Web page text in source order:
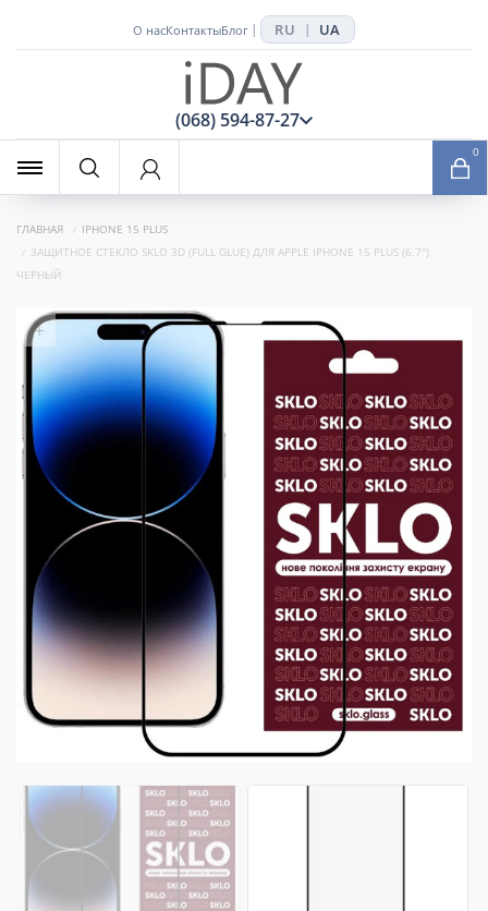
О насКонтактыБлог | RU | UA
(068) 594-87-27
0
ГЛАВНАЯ
IPHONE 15 PLUS
ЗАЩИТНОЕ СТЕКЛО SKLO 3D (FULL GLUE) ДЛЯ APPLE IPHONE 15 PLUS (6.7")
ЧЕРНЫЙ
+